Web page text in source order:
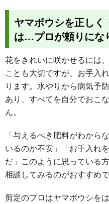
ヤマボウシを正し
は…プロが頼りにな
花をきれいに咲かせるには
ことも大切ですが、お手入
ります。水やりから病気予
あり、すべてを自分でおこ
ん。
「与えるべき肥料がわから
いるのか不安」「お手入れ
だ」このように思っている
相談してみるのがおすすめで
剪定のプロはヤマボウシを